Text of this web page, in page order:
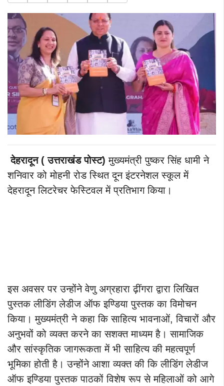
देहरादून ( उत्तराखंड पोस्ट) मुख्यमंत्री पुष्कर सिंह धामी ने
शनिवार को मोहनी रोड स्थित दून इंटरनेशल स्कूल में
देहरादून लिटरेचर फेस्टिवल में प्रतिभाग किया।
इस अवसर पर उन्होंने वेणु अग्रहारा ढ़ींगरा द्वारा लिखित
पुस्तक लीडिंग लेडीज ऑफ इण्डिया पुस्तक का विमोचन
किया। मुख्यमंत्री ने कहा कि साहित्य भावनाओं, विचारों और
अनुभवों को व्यक्त करने का सशक्त माध्यम है। सामाजिक
और सांस्कृतिक जागरूकता में भी साहित्य की महत्वपूर्ण
भूमिका होती है। उन्होंने आशा व्यक्त की कि लीडिंग लेडीज
ऑफ इण्डिया पुस्तक पाठकों विशेष रूप से महिलाओं को आगे